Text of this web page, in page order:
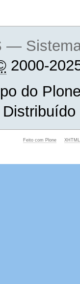
Sistema
2000-
do
Feito com Plone